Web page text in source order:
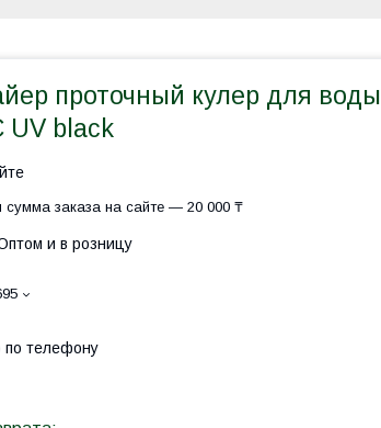
проточный кулер для воды
UV black
заказа на сайте — 20 000 ₸
и в розницу
по телефону